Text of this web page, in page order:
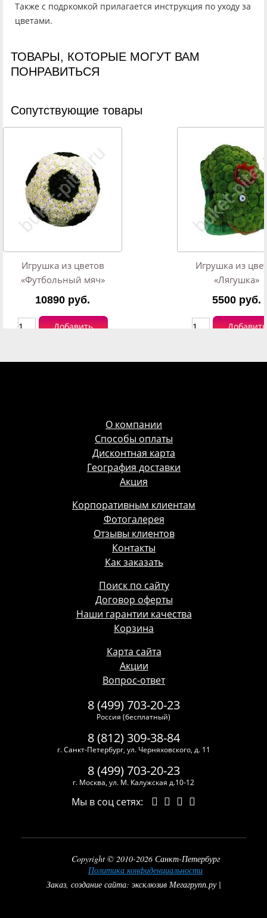
Также с подркомкой прилагается инструкция по уходу за
цветами.
ТОВАРЫ, КОТОРЫЕ МОГУТ ВАМ
ПОНРАВИТЬСЯ
Cопутствующие товары
Игрушка из цветов
«Футбольный мяч»
Добавить
10890 руб.
Игрушка из
«Лягушка»
Добавить
5500 руб.
О компании
Способы оплаты
Дисконтная карта
География доставки
Акция
Корпоративным клиентам
Фотогалерея
Отзывы клиентов
Контакты
Как заказать
Поиск по сайту
Договор оферты
Наши гарантии качества
Корзина
Карта сайта
Акции
Вопрос-ответ
8 (499) 703-20-23
Россия (бесплатный)
8 (812) 309-38-84
г. Санкт-Петербург, ул. Черняховского, д. 11
8 (499) 703-20-23
г. Москва, ул. М. Калужская д.10-12
Мы в соц сетях:
Copyright © 2010-2026 Санкт-Петербург
Политика конфиденциальности
Заказ, создание сайта: эксклюзив Мегагрупп.ру |